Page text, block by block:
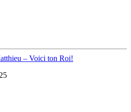
– Voici ton Roi!